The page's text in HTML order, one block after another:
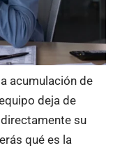
acumulación de
deja de
su
qué es la